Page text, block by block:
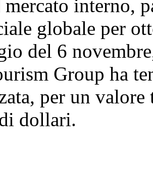
interno,
globale per
del 6
Group ha
per un
dollari.